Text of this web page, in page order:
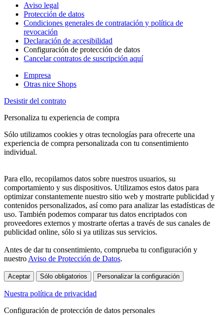
Aviso legal
Protección de datos
Condiciones generales de contratación y política de
revocación
Declaración de accesibilidad
Configuración de protección de datos
Cancelar contratos de suscripción aquí
Empresa
Otras nice Shops
Desistir del contrato
Personaliza tu experiencia de compra
Sólo utilizamos cookies y otras tecnologías para ofrecerte una
experiencia de compra personalizada con tu consentimiento
individual.
Para ello, recopilamos datos sobre nuestros usuarios, su
comportamiento y sus dispositivos. Utilizamos estos datos para
optimizar constantemente nuestro sitio web y mostrarte publicidad y
contenidos personalizados, así como para analizar las estadísticas de
uso. También podemos comparar tus datos encriptados con
proveedores externos y mostrarte ofertas a través de sus canales de
publicidad online, sólo si ya utilizas sus servicios.
Antes de dar tu consentimiento, comprueba tu configuración y
nuestro Aviso de Protección de Datos.
Aceptar Sólo obligatorios Personalizar la configuración
Nuestra política de privacidad
Configuración de protección de datos personales